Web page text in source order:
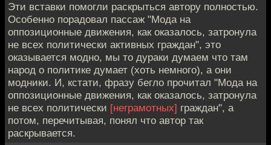
Эти вставки помогли раскрыться автору полностью.
Особенно порадовал пассаж "Мода на
оппозиционные движения, как оказалось, затронула
не всех политически активных граждан", это
оказывается модно, мы то дураки думаем что там
народ о политике думает (хоть немного), а они
модники. И, кстати, фразу бегло прочитал "Мода на
оппозиционные движения, как оказалось, затронула
не всех политически [неграмотных] граждан", а
потом, перечитывая, понял что автор так
раскрывается.